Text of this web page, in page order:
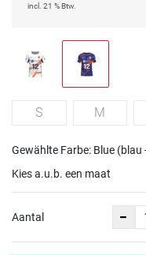
incl. 21 % Btw.
S M
Gewählte Farbe: Blue (blau
Kies a.u.b. een maat
Aantal